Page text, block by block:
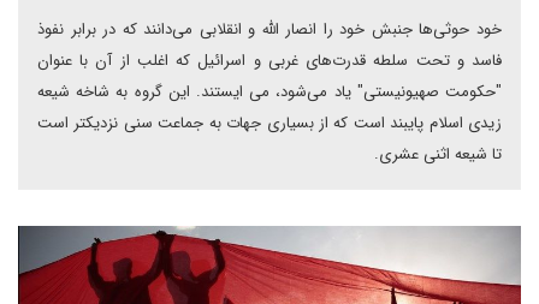
خود حوثی‌ها جنبش خود را انصار الله و انقلابی می‌دانند که در برابر نفوذ
فاسد و تحت سلطه قدرت‌های غربی و اسرائیل که اغلب از آن با عنوان
"حکومت صهیونیستی" یاد می‌شود، می ایستند. این گروه به شاخه شیعه
زیدی اسلام پایبند است که از بسیاری جهات به جماعت سنی نزدیکتر است
تا شیعه اثنی عشری.